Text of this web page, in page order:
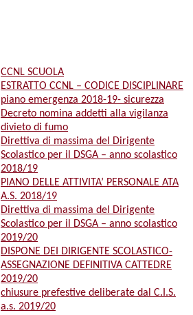
CCNL SCUOLA
ESTRATTO CCNL – CODICE DISCIPLINARE
piano emergenza 2018-19- sicurezza
Decreto nomina addetti alla vigilanza
divieto di fumo
Direttiva di massima del Dirigente
Scolastico per il DSGA – anno scolastico
2018/19
PIANO DELLE ATTIVITA’ PERSONALE ATA
A.S. 2018/19
Direttiva di massima del Dirigente
Scolastico per il DSGA – anno scolastico
2019/20
DISPONE DEI DIRIGENTE SCOLASTICO-
ASSEGNAZIONE DEFINITIVA CATTEDRE
2019/20
chiusure prefestive deliberate dal C.I.S.
a.s. 2019/20